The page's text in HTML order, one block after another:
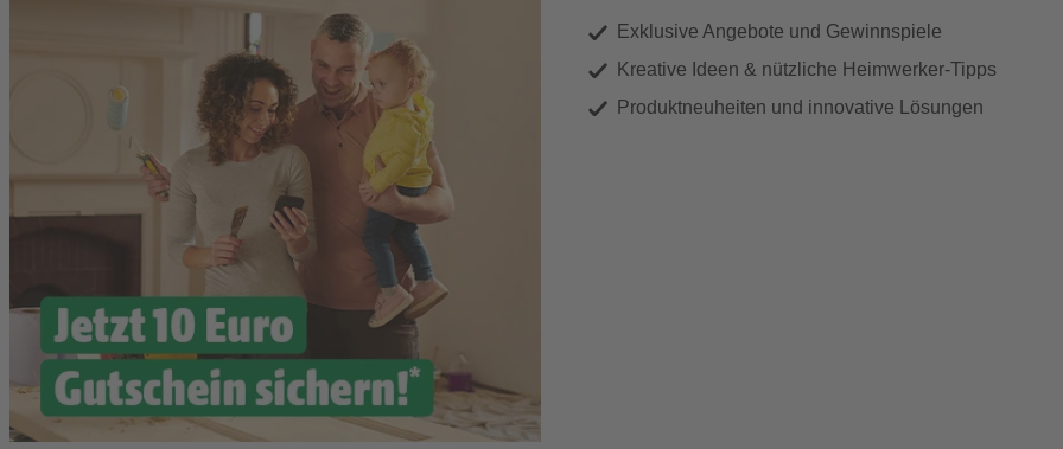
Exklusive Angebote und Gewinnspiele
Kreative Ideen & nützliche Heimwerker-Tipps
Produktneuheiten und innovative Lösungen